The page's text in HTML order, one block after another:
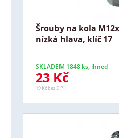
Šrouby na kola
nízká hlava, klíč 17
SKLADEM 1848 ks, ihned
23 Kč
19 Kč bez DPH